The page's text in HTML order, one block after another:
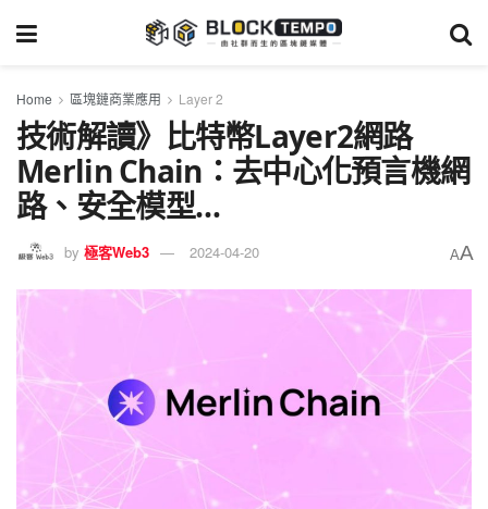
Home 區塊鏈商業應用 Layer 2
技術解讀》比特幣Layer2網路
Merlin Chain：去中心化預言機網
路、安全模型…
by 極客Web3 2024-04-20 AA